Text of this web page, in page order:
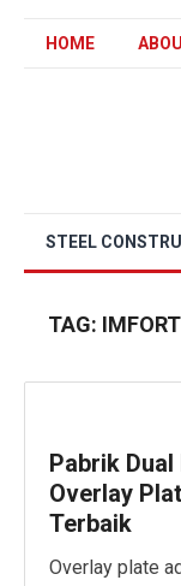
HOME
STEEL
TAG:
Pabrik
Overlay
Terbaik
Overlay plate